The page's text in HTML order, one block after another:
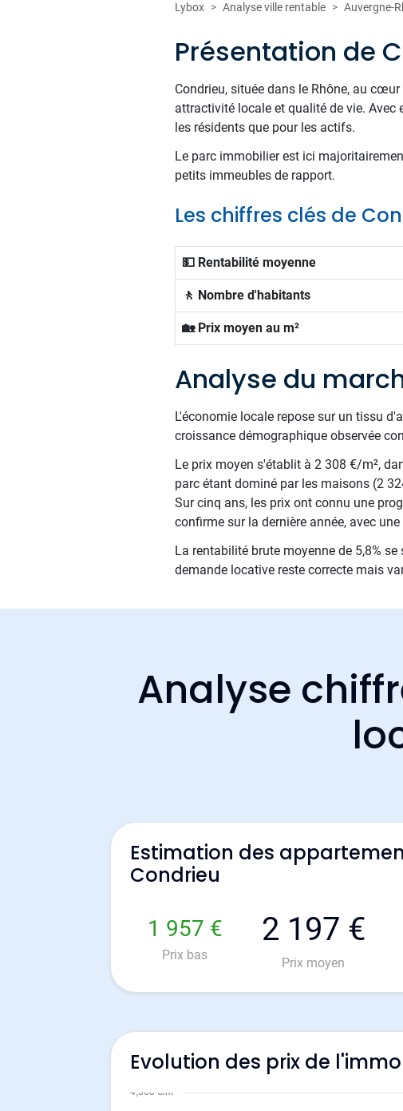
Lybox Analyse ville rentable Auvergne-
Présentation de
Condrieu, située dans le Rhône, au
attractivité locale et qualité de vie.
les résidents que pour les actifs.
Le parc immobilier est ici
petits immeubles de rapport.
Les chiffres clés de
💵 Rentabilité moyenne
🚶 Nombre d'habitants
🏡 Prix moyen au m²
Analyse du
L'économie locale repose sur un tissu
croissance démographique observée
Le prix moyen s'établit à 2 308 €/m²,
parc étant dominé par les maisons (2
Sur cinq ans, les prix ont connu une
confirme sur la dernière année, avec
La rentabilité brute moyenne de 5,8%
demande locative reste correcte mais
Analyse
Estimation des
Condrieu
1 957 €
Prix bas
2 197 €
Prix moyen
Evolution des prix de